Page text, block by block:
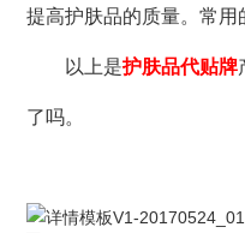
提高护肤品的质量。常用
以上是护肤品代贴牌
了吗。